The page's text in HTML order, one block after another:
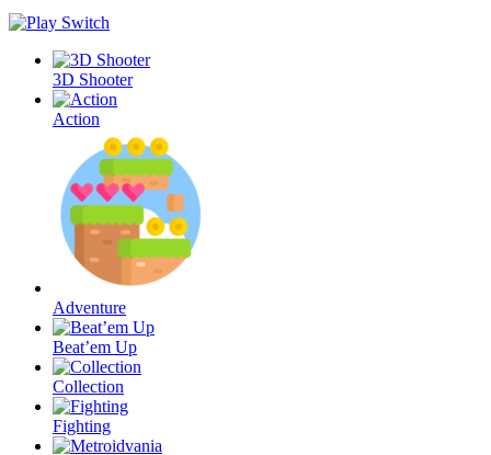
3D Shooter
Action
Adventure
Beat’em Up
Collection
Fighting